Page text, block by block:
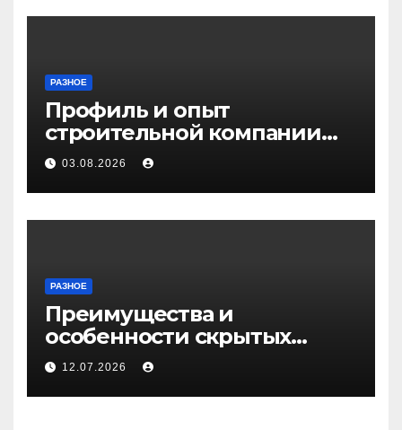
РАЗНОЕ
Профиль и опыт
строительной компании
Медичи
03.08.2026
РАЗНОЕ
Преимущества и
особенности скрытых
дверей
12.07.2026